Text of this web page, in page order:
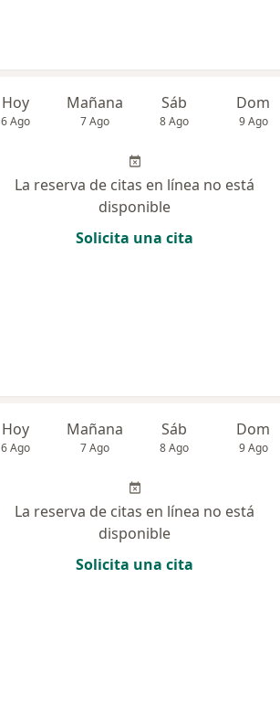
Hoy
6 Ago
Mañana
7 Ago
Sáb
8 Ago
Dom
9 Ago
La reserva de citas en línea no está
disponible
Solicita una cita
Hoy
6 Ago
Mañana
7 Ago
Sáb
8 Ago
Dom
9 Ago
La reserva de citas en línea no está
disponible
Solicita una cita